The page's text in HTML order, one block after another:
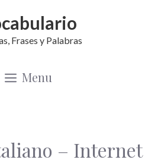
Frases y Palabras
Menu
– Internet